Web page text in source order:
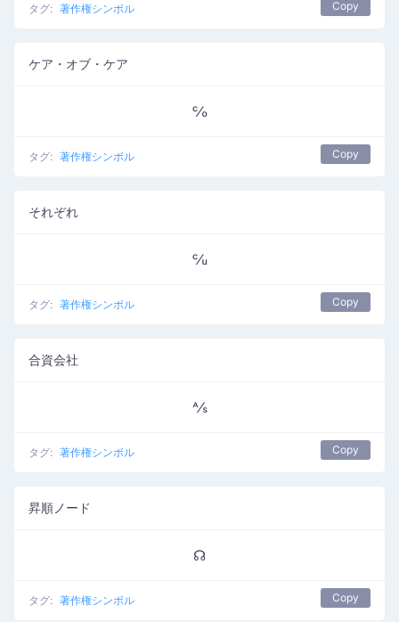
タグ: 著作権シンボル Copy
ケア・オブ・ケア
℅
タグ: 著作権シンボル Copy
それぞれ
℆
タグ: 著作権シンボル Copy
合資会社
⅍
タグ: 著作権シンボル Copy
昇順ノード
☊
タグ: 著作権シンボル Copy